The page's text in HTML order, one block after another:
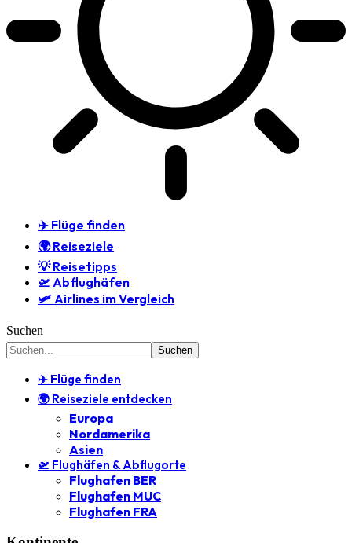
✈️ Flüge finden
🌍 Reiseziele
💡 Reisetipps
🛫 Abflughäfen
🛩️ Airlines im Vergleich
Suchen
✈️ Flüge finden
🌍 Reiseziele entdecken
Europa
Nordamerika
Asien
🛫 Flughäfen & Abflugorte
Flughafen BER
Flughafen MUC
Flughafen FRA